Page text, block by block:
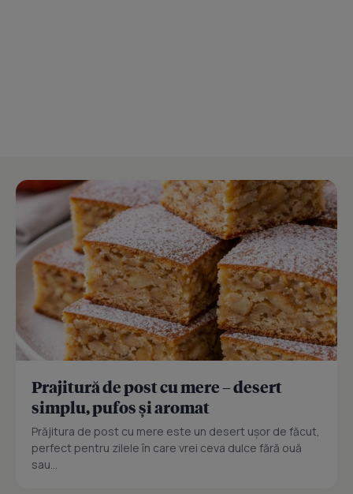
Prajitură de post cu mere – desert
simplu, pufos și aromat
Prăjitura de post cu mere este un desert ușor de făcut,
perfect pentru zilele în care vrei ceva dulce fără ouă
sau...